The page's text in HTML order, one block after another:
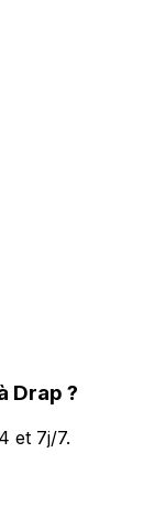
Drap ?
et 7j/7.